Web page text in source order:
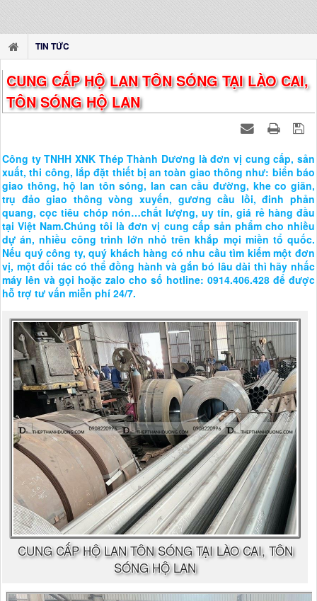
TIN TỨC
CUNG CẤP HỘ LAN TÔN SÓNG TẠI LÀO CAI,
TÔN SÓNG HỘ LAN
Công ty TNHH XNK Thép Thành Dương là đơn vị cung cấp, sản
xuất, thi công, lắp đặt thiết bị an toàn giao thông như: biển báo
giao thông, hộ lan tôn sóng, lan can cầu đường, khe co giãn,
trụ đảo giao thông vòng xuyến, gương cầu lồi, đinh phản
quang, cọc tiêu chóp nón…chất lượng, uy tín, giá rẻ hàng đầu
tại Việt Nam.Chúng tôi là đơn vị cung cấp sản phẩm cho nhiều
dự án, nhiều công trình lớn nhỏ trên khắp mọi miền tổ quốc.
Nếu quý công ty, quý khách hàng có nhu cầu tìm kiếm một đơn
vị, một đối tác có thể đồng hành và gắn bó lâu dài thì hãy nhấc
máy lên và gọi hoặc zalo cho số hotline: 0914.406.428 để được
hỗ trợ tư vấn miễn phí 24/7.
CUNG CẤP HỘ LAN TÔN SÓNG TẠI LÀO CAI, TÔN
SÓNG HỘ LAN